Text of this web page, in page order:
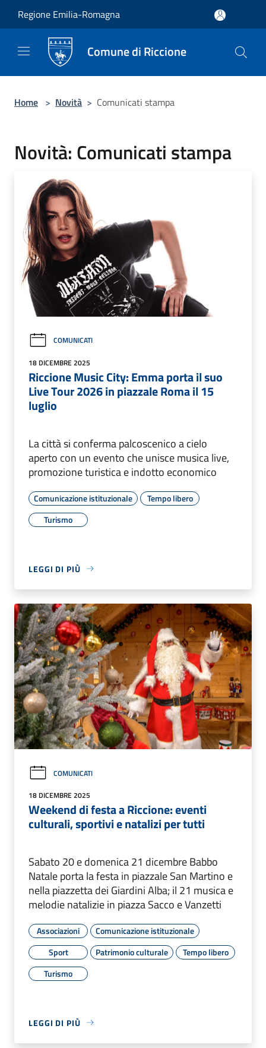
Regione Emilia-Romagna
Comune di Riccione
Home > Novità > Comunicati stampa
Novità: Comunicati stampa
COMUNICATI
18 DICEMBRE 2025
Riccione Music City: Emma porta il suo
Live Tour 2026 in piazzale Roma il 15
luglio
La città si conferma palcoscenico a cielo
aperto con un evento che unisce musica live,
promozione turistica e indotto economico
Comunicazione istituzionale
Tempo libero
Turismo
LEGGI DI PIÙ
COMUNICATI
18 DICEMBRE 2025
Weekend di festa a Riccione: eventi
culturali, sportivi e natalizi per tutti
Sabato 20 e domenica 21 dicembre Babbo
Natale porta la festa in piazzale San Martino e
nella piazzetta dei Giardini Alba; il 21 musica e
melodie natalizie in piazza Sacco e Vanzetti
Associazioni
Comunicazione istituzionale
Sport
Patrimonio culturale
Tempo libero
Turismo
LEGGI DI PIÙ